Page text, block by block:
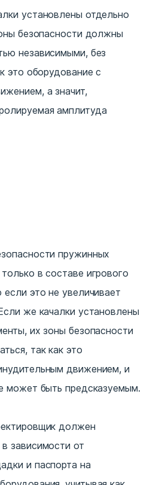
установлены отдельно
безопасности должны
независимыми, без
это оборудование с
а значит,
амплитуда
пружинных
в составе игрового
это не увеличивает
же качалки установлены
их зоны безопасности
так как это
движением, и
может быть предсказуемым.
должен
зависимости от
и паспорта на